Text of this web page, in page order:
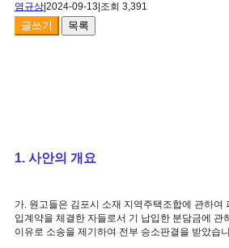
염규상 2024-09-13 조회 3,391
글쓰기 목록
1. 사안의 개요
가. 원고들은 김포시 소재 지역주택조합에 관하여
입계약을 체결한 자들로서 기 납입한 분담금에 관
이유로 소송을 제기하여 전부 승소판결을 받았습